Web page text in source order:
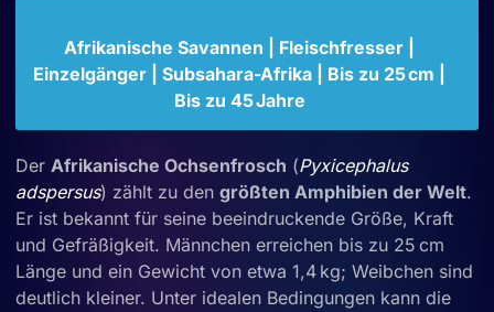
Afrikanische Savannen | Fleischfresser |
Einzelgänger | Subsahara-Afrika | Bis zu 25 cm |
Bis zu 45 Jahre
Der Afrikanische Ochsenfrosch (Pyxicephalus
adspersus) zählt zu den größten Amphibien der Welt.
Er ist bekannt für seine beeindruckende Größe, Kraft
und Gefräßigkeit. Männchen erreichen bis zu 25 cm
Länge und ein Gewicht von etwa 1,4 kg; Weibchen sind
deutlich kleiner. Unter idealen Bedingungen kann die